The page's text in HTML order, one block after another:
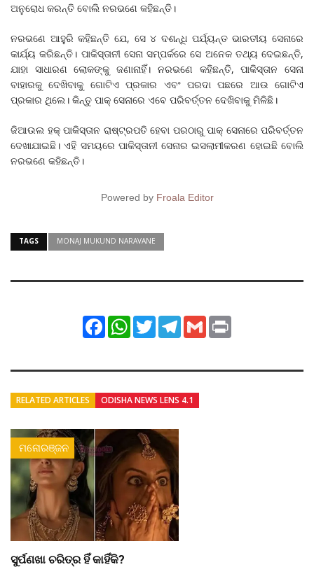
ଅନୁରୋଧ କରନ୍ତି ବୋଲି ନରଭଣେ କହିଛନ୍ତି।
ନରଭଣେ ଆହୁରି କହିଛନ୍ତି ଯେ, ସେ ୪ ଦଶନ୍ଧି ପର୍ଯ୍ୟନ୍ତ ଭାରତୀୟ ସେନାରେ
କାର୍ଯ୍ୟ କରିଛନ୍ତି। ପାକିସ୍ତାନୀ ସେନା ସମ୍ପର୍କରେ ସେ ଅନେକ ତଥ୍ୟ ଦେଇଛନ୍ତି,
ଯାହା ସାଧାରଣ ଲୋକଙ୍କୁ ଜଣାନାହିଁ। ନରଭଣେ କହିଛନ୍ତି, ପାକିସ୍ତାନ ସେନା
ବାହାରକୁ ଦେଖିବାକୁ ଗୋଟିଏ ପ୍ରକାର ଏବଂ ପରଦା ପଛରେ ଆଉ ଗୋଟିଏ
ପ୍ରକାର ଥିଲେ। କିନ୍ତୁ ପାକ୍ ସେନାରେ ଏବେ ପରିବର୍ତ୍ତନ ଦେଖିବାକୁ ମିଳିଛି।
ଜିଆଉଲ ହକ୍‌ ପାକିସ୍ତାନ ରାଷ୍ଟ୍ରପତି ହେବା ପରଠାରୁ ପାକ୍ ସେନାରେ ପରିବର୍ତ୍ତନ
ଦେଖାଯାଇଛି। ଏହି ସମୟରେ ପାକିସ୍ତାନୀ ସେନାର ଇସଲାମୀକରଣ ହୋଇଛି ବୋଲି
ନରଭଣେ କହିଛନ୍ତି।
Powered by Froala Editor
TAGS MONAJ MUKUND NARAVANE
FacebookWhatsApp
TwitterTelegram
Gmail
RELATED ARTICLES ODISHA NEWS LENS 4.1
ମନୋରଞ୍ଜନ
ସୁର୍ପଣଖା ଚରିତ୍ର ହିଁ କାହିଁକି?